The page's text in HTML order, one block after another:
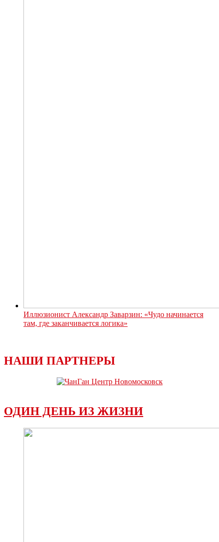
Иллюзионист Александр Заварзин: «Чудо начинается
там, где заканчивается логика»
НАШИ ПАРТНЕРЫ
ОДИН ДЕНЬ ИЗ ЖИЗНИ